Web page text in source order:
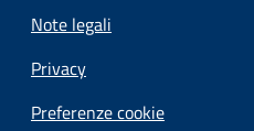
Note legali
Privacy
Preferenze cookie